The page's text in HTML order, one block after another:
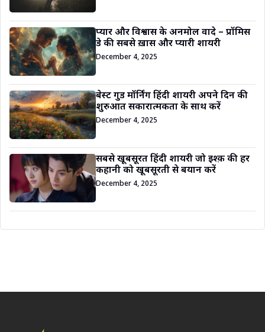
प्यार और विश्वास के अनमोल वादे – प्रॉमिस
डे की सबसे ख़ास और प्यारी शायरी
December 4, 2025
बेस्ट गुड मॉर्निंग हिंदी शायरी अपने दिन की
शुरुआत सकारात्मकता के साथ करें
December 4, 2025
सबसे खूबसूरत हिंदी शायरी जो इश्क़ की हर
कहानी को खूबसूरती से बयान करें
December 4, 2025